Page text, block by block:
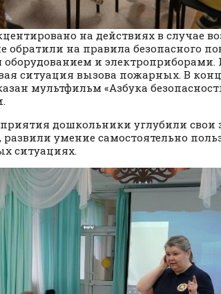
на действиях в случае
обратили на правила безопасного
оборудованием и
ситуация вызова пожарных. В
мультфильм «Азбука
дошкольники углубили свои
умение самостоятельно
ситуациях.